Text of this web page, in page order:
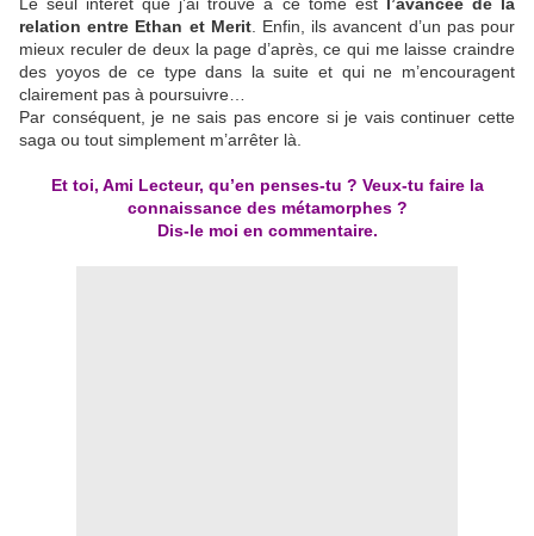
relation entre Ethan et Merit. Enfin, ils avancent d’un pas pour
mieux reculer de deux la page d’après, ce qui me laisse craindre
des yoyos de ce type dans la suite et qui ne m’encouragent
clairement pas à poursuivre…
Par conséquent, je ne sais pas encore si je vais continuer cette
saga ou tout simplement m’arrêter là.
Et toi, Ami Lecteur, qu’en penses-tu ? Veux-tu faire la
connaissance des métamorphes ?
Dis-le moi en commentaire.